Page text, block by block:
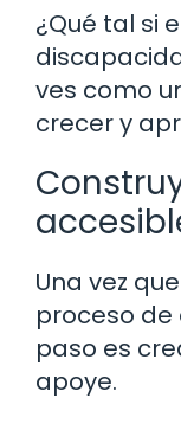
¿Qué tal si
ves como
crecer y
Una vez
proceso de
paso es
apoye.